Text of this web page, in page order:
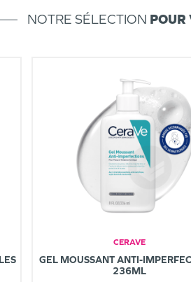
NOTRE SÉLECTION POUR
CERAVE
GEL MOUSSANT ANTI-
236ML